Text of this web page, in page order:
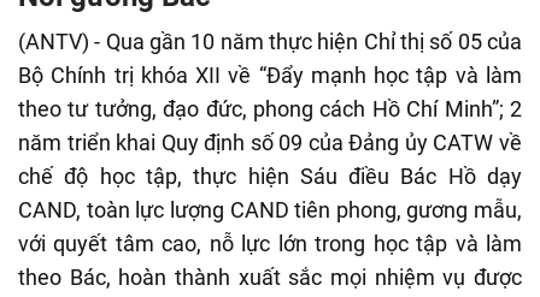
(ANTV) - Qua gần 10 năm thực hiện Chỉ thị số 05 của
Bộ Chính trị khóa XII về “Đẩy mạnh học tập và làm
theo tư tưởng, đạo đức, phong cách Hồ Chí Minh”; 2
năm triển khai Quy định số 09 của Đảng ủy CATW về
chế độ học tập, thực hiện Sáu điều Bác Hồ dạy
CAND, toàn lực lượng CAND tiên phong, gương mẫu,
với quyết tâm cao, nỗ lực lớn trong học tập và làm
theo Bác, hoàn thành xuất sắc mọi nhiệm vụ được